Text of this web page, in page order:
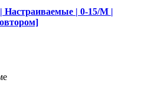
| 0-15/М |